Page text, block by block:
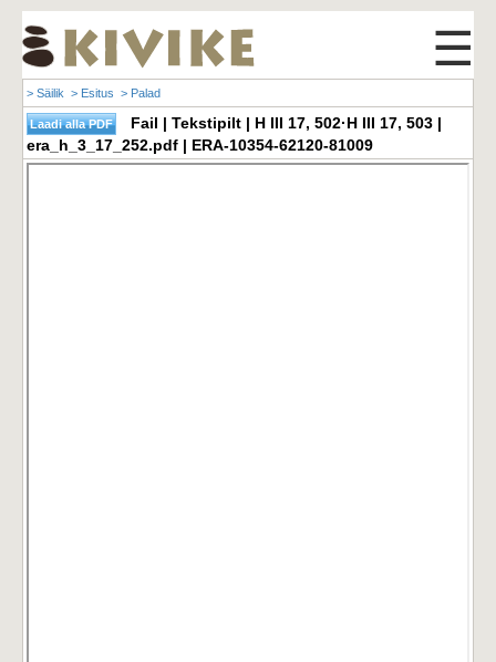
☰
> Säilik > Esitus > Palad
Fail | Tekstipilt | H III 17, 502·H III 17, 503 |
era_h_3_17_252.pdf | ERA-10354-62120-81009